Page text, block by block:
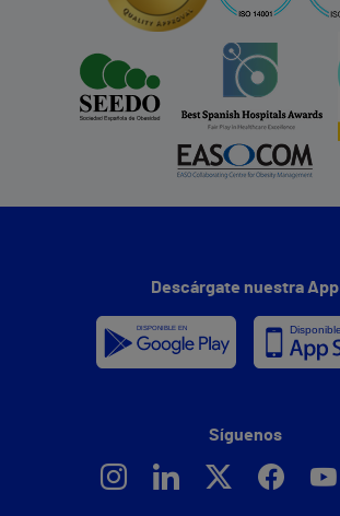
Descárgate nuestra App
Síguenos